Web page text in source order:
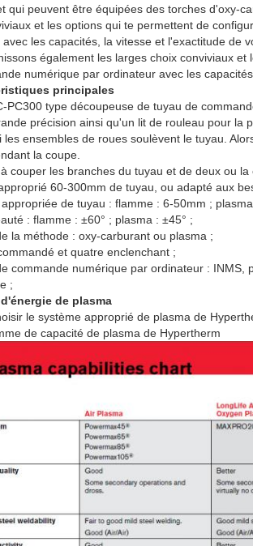
qui peuvent être équipées des torches d'oxy-
et les options qui te permettent de
les capacités, la vitesse et l'exactitude de
également les larges choix conviviaux
numérique par ordinateur avec les
principales
PC300 type découpeuse de tuyau de
précision ainsi qu'un lit de rouleau pour la
les ensembles de roues soulèvent le tuyau.
la coupe.
couper les branches du tuyau et de deux ou
60-300mm de tuyau, ou adapté aux
de tuyau : flamme : 6-50mm ;
: flamme : ±60° ; plasma : ±45° ;
la méthode : oxy-carburant ou plasma ;
et quatre enclenchant ;
commande numérique par ordinateur :
;
de plasma
le système approprié de plasma de
de capacité de plasma de Hypertherm